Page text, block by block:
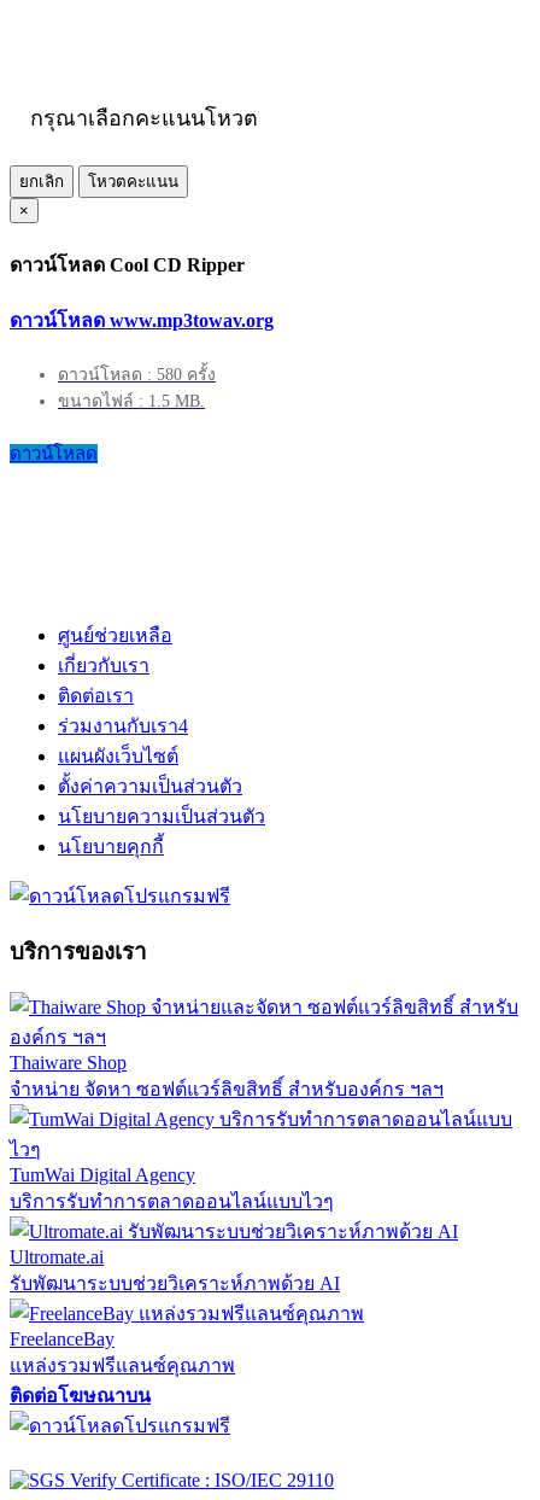
กรุณาเลือกคะแนนโหวต
ยกเลิก
โหวตคะแนน
×
ดาวน์โหลด Cool CD Ripper
ดาวน์โหลด www.mp3towav.org
ดาวน์โหลด : 580 ครั้ง
ขนาดไฟล์ : 1.5 MB.
ดาวน์โหลด
ศูนย์ช่วยเหลือ
เกี่ยวกับเรา
ติดต่อเรา
ร่วมงานกับเรา4
แผนผังเว็บไซต์
ตั้งค่าความเป็นส่วนตัว
นโยบายความเป็นส่วนตัว
นโยบายคุกกี้
บริการของเรา
Thaiware Shop
จำหน่าย จัดหา ซอฟต์แวร์ลิขสิทธิ์ สำหรับองค์กร ฯลฯ
TumWai Digital Agency
บริการรับทำการตลาดออนไลน์แบบไวๆ
Ultromate.ai
รับพัฒนาระบบช่วยวิเคราะห์ภาพด้วย AI
FreelanceBay
แหล่งรวมฟรีแลนซ์คุณภาพ
ติดต่อโฆษณาบน